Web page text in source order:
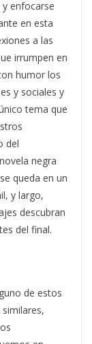
enfocarse
en esta
a las
irrumpen en
humor los
y sociales y
tema que
del
negra
queda en un
y largo,
descubran
del final.
de estos